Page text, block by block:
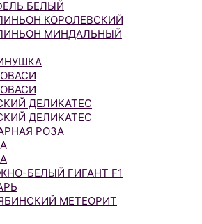
БЕЛЫЙ
КОРОЛЕВСКИЙ
МИНДАЛЬНЫЙ
ДЕЛИКАТЕС
ДЕЛИКАТЕС
РОЗА
БЕЛЫЙ ГИГАНТ F1
МЕТЕОРИТ